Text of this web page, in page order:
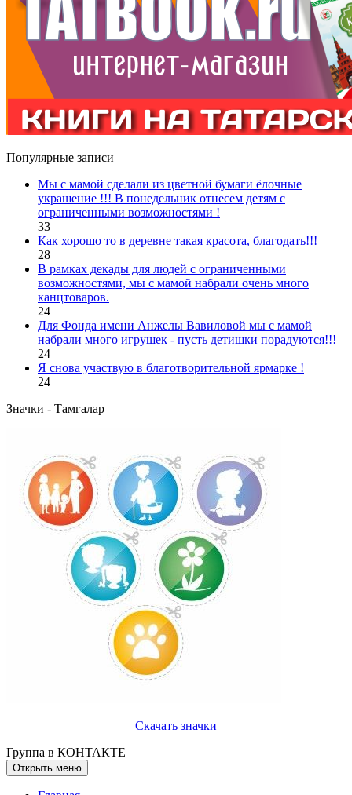
Популярные записи
Мы с мамой сделали из цветной бумаги ёлочные
украшение !!! В понедельник отнесем детям с
ограниченными возможностями !
33
Как хорошо то в деревне такая красота, благодать!!!
28
В рамках декады для людей с ограниченными
возможностями, мы с мамой набрали очень много
канцтоваров.
24
Для Фонда имени Анжелы Вавиловой мы с мамой
набрали много игрушек - пусть детишки порадуются!!!
24
Я снова участвую в благотворительной ярмарке !
24
Значки - Тамгалар
Скачать значки
Группа в КОНТАКТЕ
Открыть меню